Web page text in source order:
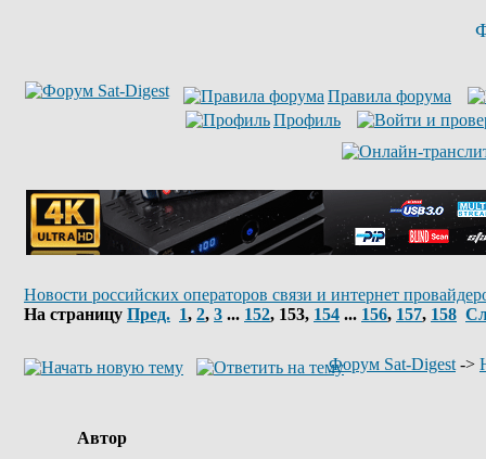
Правила форума
Профиль
Новости российских операторов связи и интернет
На страницу Пред. 1, 2, 3 ... 152, 153, 154 ... 156, 157, 158
Форум Sat-Digest ->
Автор